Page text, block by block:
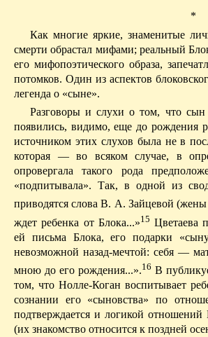
*
Как многие яркие, знаменитые
смерти обрастал мифами; реальный
его мифопоэтического образа,
потомков. Один из аспектов
легенда о «сыне».
Разговоры и слухи о том, что
появились, видимо, еще до рождения
источником этих слухов была не в
которая — во всяком случае, в
опровергала такого рода
«подпитывала». Так, в одной из
приводятся слова В. А. Зайцевой
ждет ребенка от Блока...»15 Цветаева
ей письма Блока, его подарки
невозможной назад-мечтой: себя —
мною до его рождения...».16 В
том, что Нолле-Коган воспитывает
сознании его «сыновства» по
подтверждается и логикой
(их знакомство относится к поздней